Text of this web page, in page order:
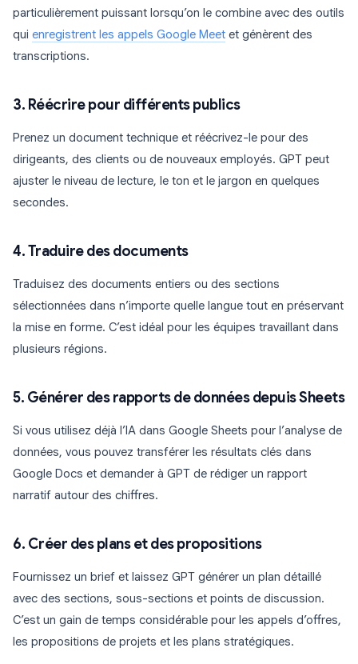
particulièrement puissant lorsqu’on le combine avec des outils
qui enregistrent les appels Google Meet et génèrent des
transcriptions.
3. Réécrire pour différents publics
Prenez un document technique et réécrivez-le pour des
dirigeants, des clients ou de nouveaux employés. GPT peut
ajuster le niveau de lecture, le ton et le jargon en quelques
secondes.
4. Traduire des documents
Traduisez des documents entiers ou des sections
sélectionnées dans n’importe quelle langue tout en préservant
la mise en forme. C’est idéal pour les équipes travaillant dans
plusieurs régions.
5. Générer des rapports de données depuis Sheets
Si vous utilisez déjà l’IA dans Google Sheets pour l’analyse de
données, vous pouvez transférer les résultats clés dans
Google Docs et demander à GPT de rédiger un rapport
narratif autour des chiffres.
6. Créer des plans et des propositions
Fournissez un brief et laissez GPT générer un plan détaillé
avec des sections, sous-sections et points de discussion.
C’est un gain de temps considérable pour les appels d’offres,
les propositions de projets et les plans stratégiques.